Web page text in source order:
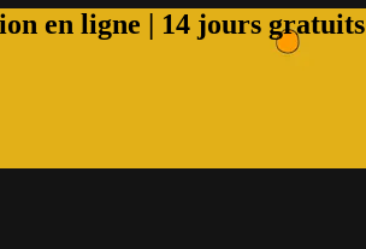
en ligne | 14 jours gratuits